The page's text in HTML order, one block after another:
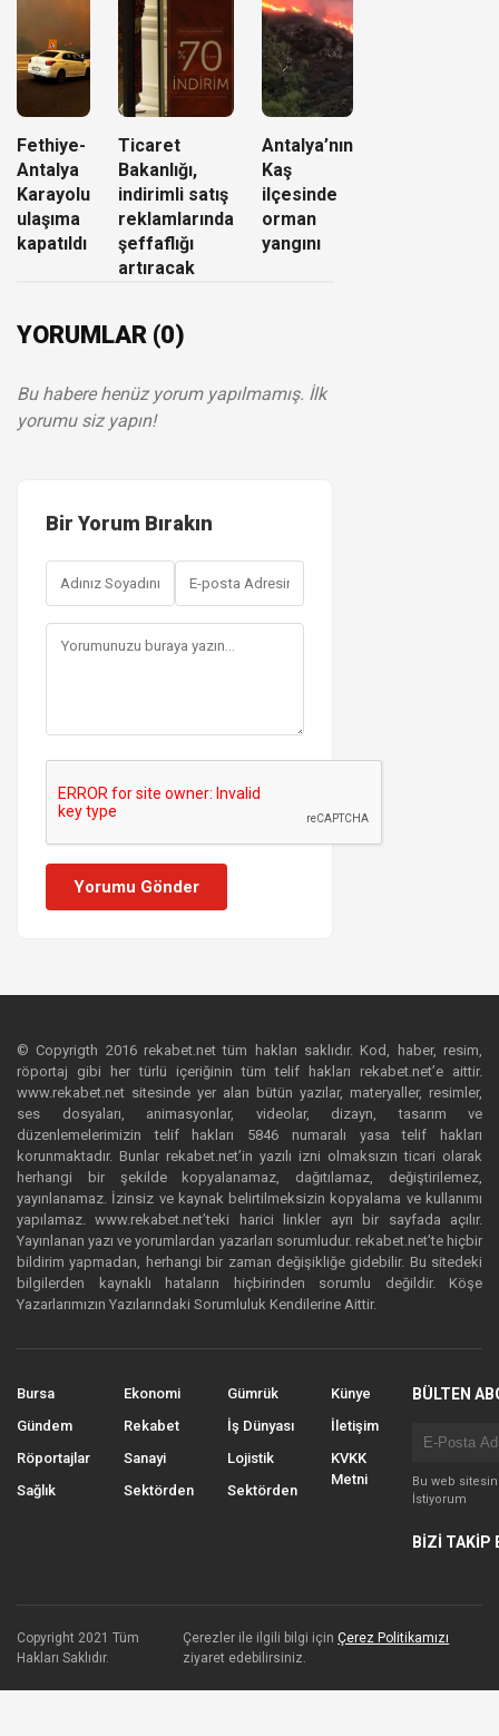
Fethiye-
Antalya
Karayolu
ulaşıma
kapatıldı
Ticaret
Bakanlığı,
indirimli satış
reklamlarında
şeffaflığı
artıracak
Antalya’nın
Kaş
ilçesinde
orman
yangını
YORUMLAR (0)
Bu habere henüz yorum yapılmamış. İlk
yorumu siz yapın!
Bir Yorum Bırakın
Yorumu Gönder
© Copyrigth 2016 rekabet.net tüm hakları saklıdır. Kod, haber, resim,
röportaj gibi her türlü içeriğinin tüm telif hakları rekabet.net’e aittir.
www.rekabet.net sitesinde yer alan bütün yazılar, materyaller, resimler,
ses dosyaları, animasyonlar, videolar, dizayn, tasarım ve
düzenlemelerimizin telif hakları 5846 numaralı yasa telif hakları
korunmaktadır. Bunlar rekabet.net’in yazılı izni olmaksızın ticari olarak
herhangi bir şekilde kopyalanamaz, dağıtılamaz, değiştirilemez,
yayınlanamaz. İzinsiz ve kaynak belirtilmeksizin kopyalama ve kullanımı
yapılamaz. www.rekabet.net’teki harici linkler ayrı bir sayfada açılır.
Yayınlanan yazı ve yorumlardan yazarları sorumludur. rekabet.net’te hiçbir
bildirim yapmadan, herhangi bir zaman değişikliğe gidebilir. Bu sitedeki
bilgilerden kaynaklı hataların hiçbirinden sorumlu değildir. Köşe
Yazarlarımızın Yazılarındaki Sorumluluk Kendilerine Aittir.
Bursa
Gündem
Röportajlar
Sağlık
Ekonomi
Rekabet
Sanayi
Sektörden
Gümrük
İş Dünyası
Lojistik
Sektörden
Künye
İletişim
KVKK
Metni
BÜLTEN
Bu web
İstiyorum
BİZİ TAKİP
Copyright 2021 Tüm
Hakları Saklıdır.
Çerezler ile ilgili bilgi içinÇerez Politikamızı
ziyaret edebilirsiniz.